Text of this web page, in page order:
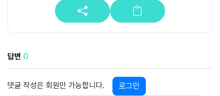
답변 0
댓글 작성은 회원만 가능합니다. 로그인